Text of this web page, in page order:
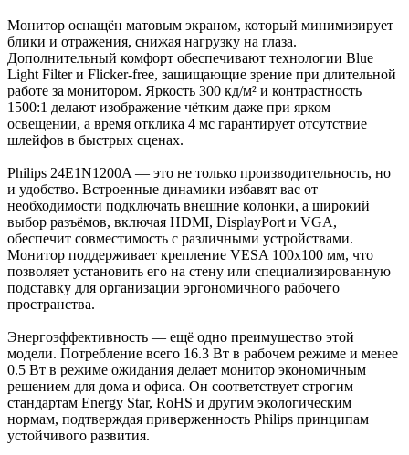
Монитор оснащён матовым экраном, который минимизирует
блики и отражения, снижая нагрузку на глаза.
Дополнительный комфорт обеспечивают технологии Blue
Light Filter и Flicker-free, защищающие зрение при длительной
работе за монитором. Яркость 300 кд/м² и контрастность
1500:1 делают изображение чётким даже при ярком
освещении, а время отклика 4 мс гарантирует отсутствие
шлейфов в быстрых сценах.
Philips 24E1N1200A — это не только производительность, но
и удобство. Встроенные динамики избавят вас от
необходимости подключать внешние колонки, а широкий
выбор разъёмов, включая HDMI, DisplayPort и VGA,
обеспечит совместимость с различными устройствами.
Монитор поддерживает крепление VESA 100x100 мм, что
позволяет установить его на стену или специализированную
подставку для организации эргономичного рабочего
пространства.
Энергоэффективность — ещё одно преимущество этой
модели. Потребление всего 16.3 Вт в рабочем режиме и менее
0.5 Вт в режиме ожидания делает монитор экономичным
решением для дома и офиса. Он соответствует строгим
стандартам Energy Star, RoHS и другим экологическим
нормам, подтверждая приверженность Philips принципам
устойчивого развития.